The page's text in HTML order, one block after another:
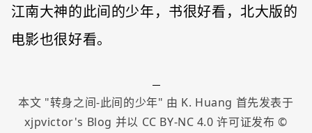
江南大神的此间的少年，书很好看，北大版的
电影也很好看。
本文 "转身之间-此间的少年" 由 K. Huang 首先发表于
xjpvictor's Blog 并以 CC BY-NC 4.0 许可证发布 ©